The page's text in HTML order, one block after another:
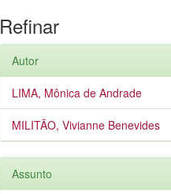
Refinar
Autor
LIMA, Mônica de Andrade
MILITÃO, Vivianne Benevides
Assunto